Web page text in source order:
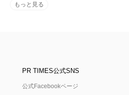
もっと見る
PR TIMES公式SNS
公式Facebookページ